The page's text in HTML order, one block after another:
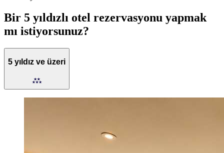
Bir 5 yıldızlı otel rezervasyonu yapmak
mı istiyorsunuz?
5 yıldız ve üzeri